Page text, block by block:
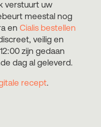
verstuurt uw
meestal nog
en Cialis bestellen
veilig en
zijn gedaan
dag al geleverd.
recept.